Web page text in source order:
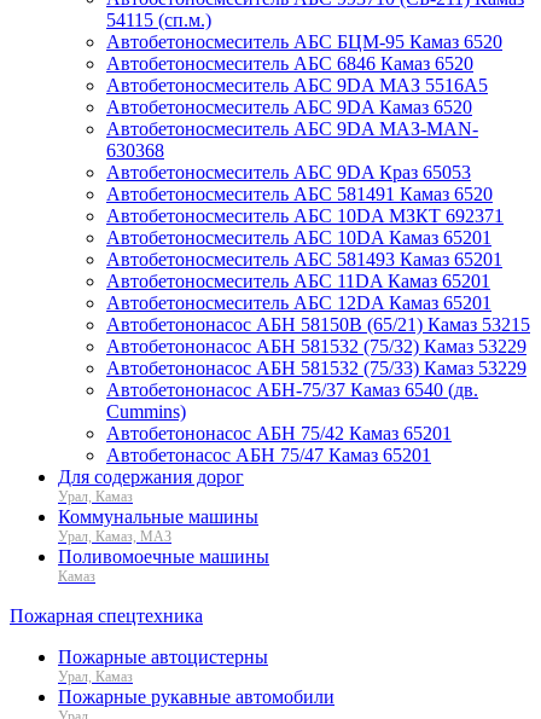
54115 (сп.м.)
Автобетоносмеситель АБС БЦМ-95 Камаз 6520
Автобетоносмеситель АБС 6846 Камаз 6520
Автобетоносмеситель АБС 9DA МАЗ 5516А5
Автобетоносмеситель АБС 9DA Камаз 6520
Автобетоносмеситель АБС 9DA МАЗ-MAN-
630368
Автобетоносмеситель АБС 9DA Краз 65053
Автобетоносмеситель АБС 581491 Камаз 6520
Автобетоносмеситель АБС 10DA МЗКТ 692371
Автобетоносмеситель АБС 10DA Камаз 65201
Автобетоносмеситель АБС 581493 Камаз 65201
Автобетоносмеситель АБС 11DA Камаз 65201
Автобетоносмеситель АБС 12DA Камаз 65201
Автобетононасос АБН 58150В (65/21) Камаз 53215
Автобетононасос АБН 581532 (75/32) Камаз 53229
Автобетононасос АБН 581532 (75/33) Камаз 53229
Автобетононасос АБН-75/37 Камаз 6540 (дв.
Cummins)
Автобетононасос АБН 75/42 Камаз 65201
Автобетонасос АБН 75/47 Камаз 65201
Для содержания дорог
Урал, Камаз
Коммунальные машины
Урал, Камаз, МАЗ
Поливомоечные машины
Камаз
Пожарная спецтехника
Пожарные автоцистерны
Урал, Камаз
Пожарные рукавные автомобили